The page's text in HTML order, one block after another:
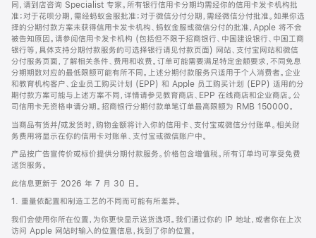
同，请到店咨询 Specialist 专家。所有银行信用卡分期均需经你的信用卡发卡机构批
准；对于花呗分期，需经蚂蚁金服批准；对于微信分付分期，需经微信分付批准。如果你选
择的分期付款方案未获得信用卡发卡机构、蚂蚁金服或微信分付的批准，Apple 将不会
被告知原因。请参阅信用卡发卡机构 (包括但不限于招商银行、中国建设银行、中国工商
银行等，具体支持分期付款服务的可选择银行请见付款页面) 网站、支付宝网站和微信
分付服务页面，了解相关条件、费用和收费。订单可能需要满足特定金额要求，不同免息
分期期数对应的最低限额可能有所不同。上述分期付款服务只适用于个人消费者。企业
和教育机构客户、企业员工购买计划 (EPP) 和 Apple 员工购买计划 (EPP) 适用的分
期付款方案可能与上述方案不同，详情请参见教育商店、EPP 在线商店和企业商店。公
司信用卡无资格申请分期。招商银行分期付款单笔订单最高限额为 RMB 150000。
当商品有货并/或发货时，购物金额将计入你的信用卡、支付宝或微信分付账单。相关财
务费用将显示在你的信用卡对账单、支付宝或微信账户中。
产品按广告宣传价或标价提供分期付款服务。价格包含增值税。所有订单均可享受免费
送货服务。
此信息更新于 2026 年 7 月 30 日。
1. 重量依配置和制造工艺的不同而可能有所差异。
我们会使用你所在位置，为你更快显示送货选项。我们通过你的 IP 地址，或者你在上次
访问 Apple 网站时输入的位置信息，找到了你的位置。